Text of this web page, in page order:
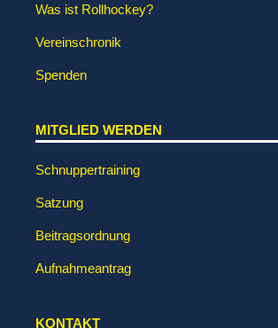
Was ist Rollhockey?
Vereinschronik
Spenden
MITGLIED WERDEN
Schnuppertraining
Satzung
Beitragsordnung
Aufnahmeantrag
KONTAKT